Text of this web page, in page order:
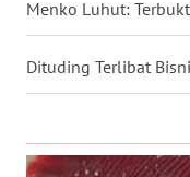
Menko Luhut:
Dituding Terlibat
WN
LAMPUNG
JATENG